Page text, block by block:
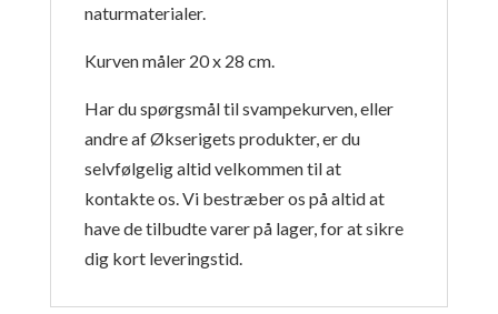
naturmaterialer.
Kurven måler 20 x 28 cm.
Har du spørgsmål til svampekurven, eller
andre af Økserigets produkter, er du
selvfølgelig altid velkommen til at
kontakte os. Vi bestræber os på altid at
have de tilbudte varer på lager, for at sikre
dig kort leveringstid.